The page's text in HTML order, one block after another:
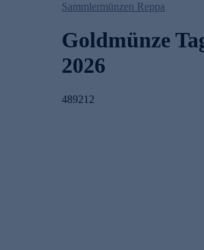
Sammlermünzen Reppa
Goldmünze
2026
489212